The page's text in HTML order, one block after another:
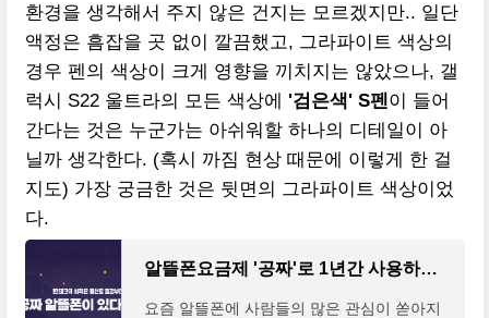
환경을 생각해서 주지 않은 건지는 모르겠지만.. 일단
액정은 흠잡을 곳 없이 깔끔했고, 그라파이트 색상의
경우 펜의 색상이 크게 영향을 끼치지는 않았으나, 갤
럭시 S22 울트라의 모든 색상에 '검은색' S펜 이 들어
간다는 것은 누군가는 아쉬워할 하나의 디테일이 아
닐까 생각한다. (혹시 까짐 현상 때문에 이렇게 한 걸
지도) 가장 궁금한 것은 뒷면의 그라파이트 색상이었
다.
알뜰폰요금제 '공짜'로 1년간 사용하고 짠테크 하는 방법
요즘 알뜰폰에 사람들의 많은 관심이 쏟아지